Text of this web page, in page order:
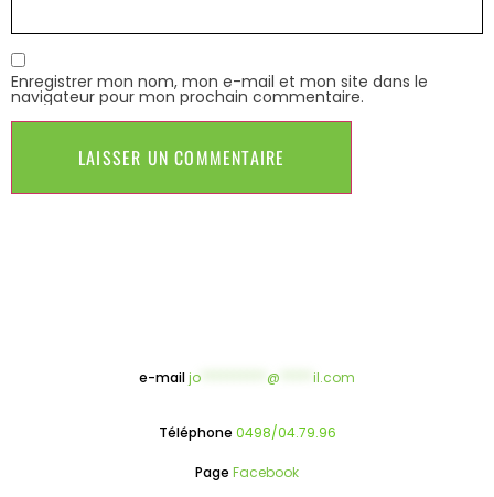
Enregistrer mon nom, mon e-mail et mon site dans le
navigateur pour mon prochain commentaire.
e-mailjo @ il.com
Téléphone 0498/04.79.96
Page Facebook